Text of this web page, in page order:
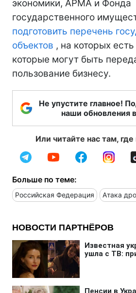
экономики, АРМА и Фонда
государственного
подготовить перечень
объектов , на которых
которые могут быть
пользование бизнесу.
Не упустите главное!
наши обновления
Или читайте нас там,
Больше по теме:
Российская Федерация Атака